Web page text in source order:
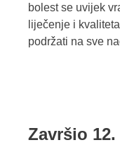
bolest se uvijek
liječenje i
podržati na sve
Završio